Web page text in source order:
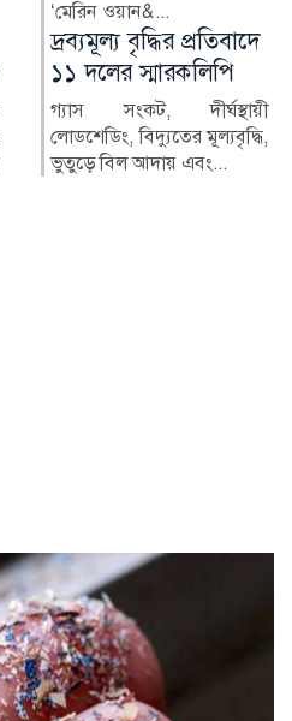
২৪ ঘণ্টায় হামে আক্রান্ত
৮১৮, মৃত্যু ৬
দেশে গত ২৪ ঘণ্টায় হামের
উপসর্গ নিয়ে আরও ৬ জনের
মৃত্যু হয়েছে। একই সময়ে হাম